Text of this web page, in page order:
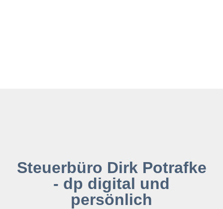
Steuerbüro Dirk Potrafke
- dp digital und
persönlich